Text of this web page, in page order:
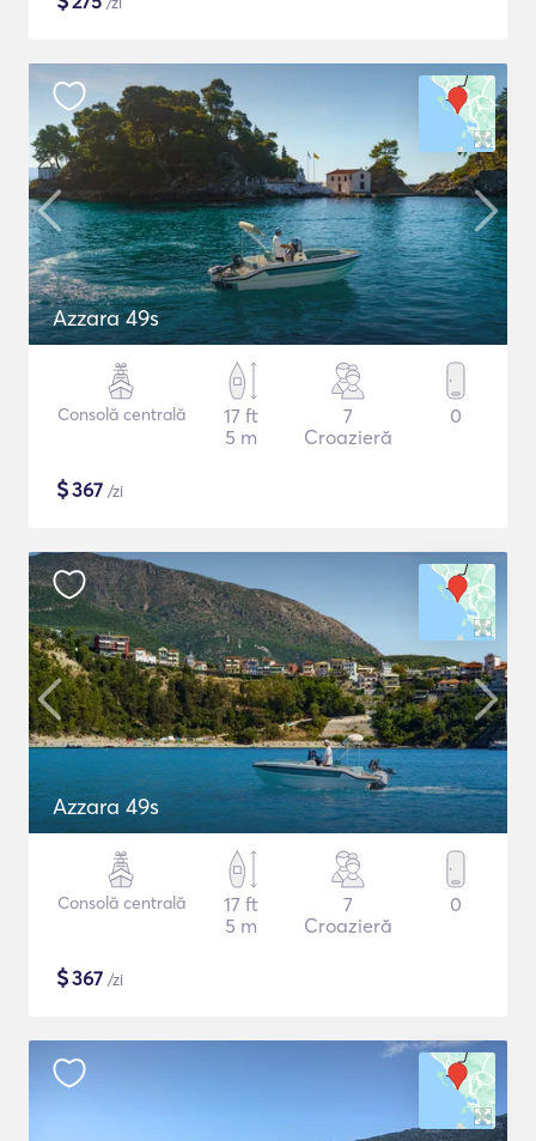
Azzara 49s
Consolă centrală
17 ft
5 m
7
Croazieră
0
$367 /zi
Azzara 49s
Consolă centrală
17 ft
5 m
7
Croazieră
0
$367 /zi